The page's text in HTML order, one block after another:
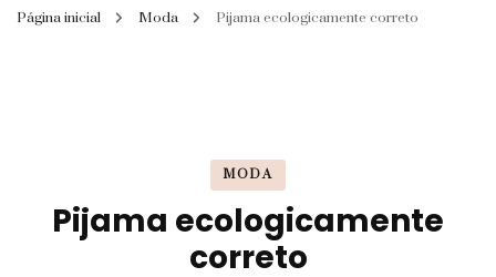
Página inicial Moda Pijama ecologicamente correto
MODA
Pijama ecologicamente
correto